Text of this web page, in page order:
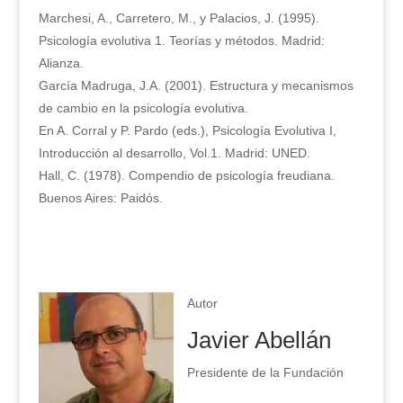
Marchesi, A., Carretero, M., y Palacios, J. (1995).
Psicología evolutiva 1. Teorías y métodos. Madrid:
Alianza.
García Madruga, J.A. (2001). Estructura y mecanismos
de cambio en la psicología evolutiva.
En A. Corral y P. Pardo (eds.), Psicología Evolutiva I,
Introducción al desarrollo, Vol.1. Madrid: UNED.
Hall, C. (1978). Compendio de psicología freudiana.
Buenos Aires: Paidós.
Autor
Javier Abellán
Presidente de la Fundación